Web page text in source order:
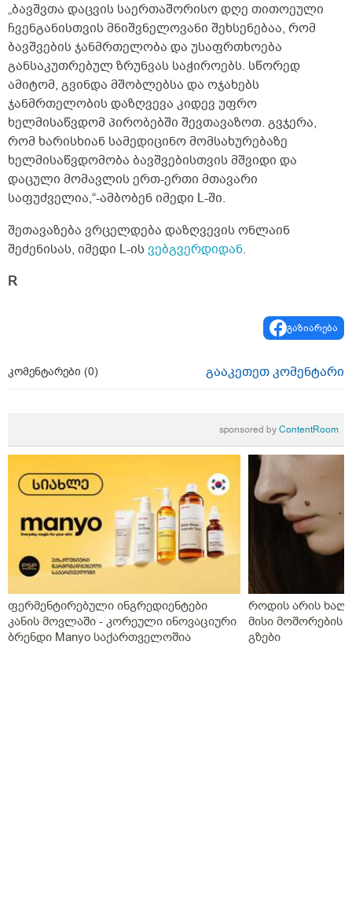
„ბავშვთა დაცვის საერთაშორისო დღე თითოეული
ჩვენგანისთვის მნიშვნელოვანი შეხსენებაა, რომ
ბავშვების ჯანმრთელობა და უსაფრთხოება
განსაკუთრებულ ზრუნვას საჭიროებს. სწორედ
ამიტომ, გვინდა მშობლებსა და ოჯახებს
ჯანმრთელობის დაზღვევა კიდევ უფრო
ხელმისაწვდომ პირობებში შევთავაზოთ. გვჯერა,
რომ ხარისხიან სამედიცინო მომსახურებაზე
ხელმისაწვდომობა ბავშვებისთვის მშვიდი და
დაცული მომავლის ერთ-ერთი მთავარი
საფუძველია,“-ამბობენ იმედი L-ში.
შეთავაზება ვრცელდება დაზღვევის ონლაინ
შეძენისას, იმედი L-ისვებგვერდიდან.
R
გაზიარება
კომენტარები (0) გააკეთეთ კომენტარი
sponsored byContentRoom
ფერმენტირებული ინგრედიენტები
კანის მოვლაში - კორეული ინოვაციური
ბრენდი Manyo საქართველოშია
როდის არის
მისი მოშორების
გზები